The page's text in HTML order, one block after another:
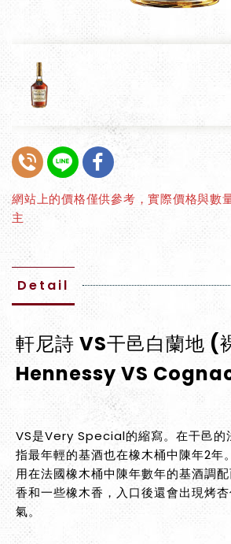
網站上的價格僅供參考，實際價格與數
主
Detail
軒尼詩 VS干邑白蘭地 (
Hennessy VS
VS是Very Special的縮寫。在干邑的
指最年輕的基酒也在橡木桶中陳年2年
用在法國橡木桶中陳年數年的基酒調
香和一些橡木香，入口後還會出現烤
氣。